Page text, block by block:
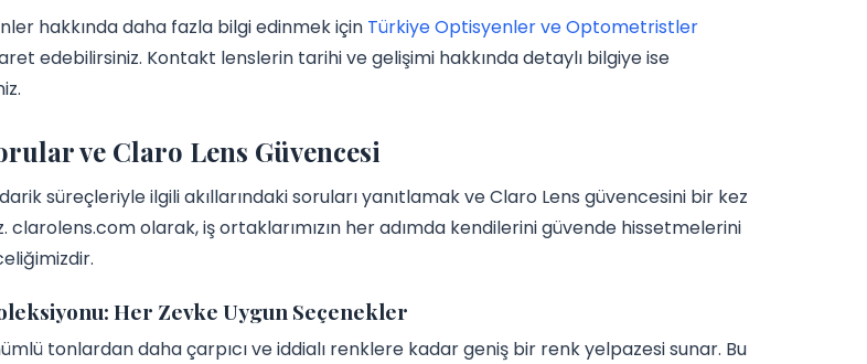
hakkında daha fazla bilgi edinmek için Türkiye Optisyenler ve Optometristler
edebilirsiniz. Kontakt lenslerin tarihi ve gelişimi hakkında detaylı bilgiye ise
ve Claro Lens Güvencesi
süreçleriyle ilgili akıllarındaki soruları yanıtlamak ve Claro Lens güvencesini bir kez
clarolens.com olarak, iş ortaklarımızın her adımda kendilerini güvende hissetmelerini
Her Zevke Uygun Seçenekler
tonlardan daha çarpıcı ve iddialı renklere kadar geniş bir renk yelpazesi sunar. Bu